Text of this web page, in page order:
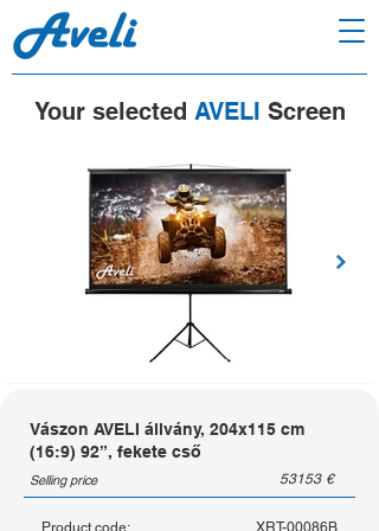
Your selected AVELI Screen
Vászon AVELI állvány, 204x115 cm
(16:9) 92”, fekete cső
Selling price 53153 €
Product code: XRT-00086B